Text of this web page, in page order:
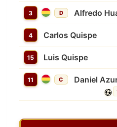
3 D Alfredo
4 Carlos Quispe
15 Luis Quispe
11 C Daniel